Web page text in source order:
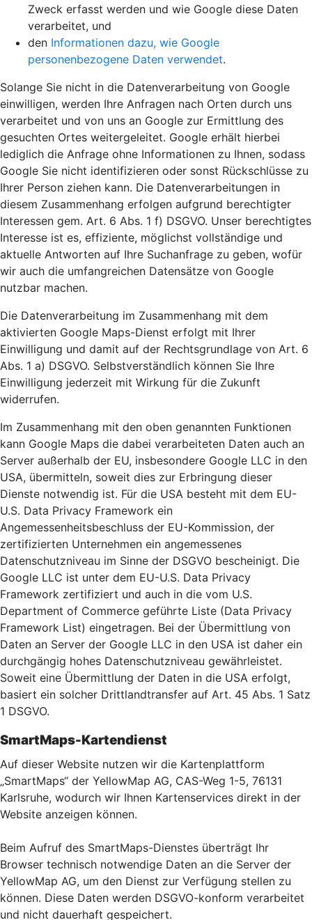
Zweck erfasst werden und wie Google diese Daten
verarbeitet, und
den Informationen dazu, wie Google
personenbezogene Daten verwendet.
Solange Sie nicht in die Datenverarbeitung von Google
einwilligen, werden Ihre Anfragen nach Orten durch uns
verarbeitet und von uns an Google zur Ermittlung des
gesuchten Ortes weitergeleitet. Google erhält hierbei
lediglich die Anfrage ohne Informationen zu Ihnen, sodass
Google Sie nicht identifizieren oder sonst Rückschlüsse zu
Ihrer Person ziehen kann. Die Datenverarbeitungen in
diesem Zusammenhang erfolgen aufgrund berechtigter
Interessen gem. Art. 6 Abs. 1 f) DSGVO. Unser berechtigtes
Interesse ist es, effiziente, möglichst vollständige und
aktuelle Antworten auf Ihre Suchanfrage zu geben, wofür
wir auch die umfangreichen Datensätze von Google
nutzbar machen.
Die Datenverarbeitung im Zusammenhang mit dem
aktivierten Google Maps-Dienst erfolgt mit Ihrer
Einwilligung und damit auf der Rechtsgrundlage von Art. 6
Abs. 1 a) DSGVO. Selbstverständlich können Sie Ihre
Einwilligung jederzeit mit Wirkung für die Zukunft
widerrufen.
Im Zusammenhang mit den oben genannten Funktionen
kann Google Maps die dabei verarbeiteten Daten auch an
Server außerhalb der EU, insbesondere Google LLC in den
USA, übermitteln, soweit dies zur Erbringung dieser
Dienste notwendig ist. Für die USA besteht mit dem EU-
U.S. Data Privacy Framework ein
Angemessenheitsbeschluss der EU-Kommission, der
zertifizierten Unternehmen ein angemessenes
Datenschutzniveau im Sinne der DSGVO bescheinigt. Die
Google LLC ist unter dem EU-U.S. Data Privacy
Framework zertifiziert und auch in die vom U.S.
Department of Commerce geführte Liste (Data Privacy
Framework List) eingetragen. Bei der Übermittlung von
Daten an Server der Google LLC in den USA ist daher ein
durchgängig hohes Datenschutzniveau gewährleistet.
Soweit eine Übermittlung der Daten in die USA erfolgt,
basiert ein solcher Drittlandtransfer auf Art. 45 Abs. 1 Satz
1 DSGVO.
SmartMaps-Kartendienst
Auf dieser Website nutzen wir die Kartenplattform
„SmartMaps“ der YellowMap AG, CAS-Weg 1-5, 76131
Karlsruhe, wodurch wir Ihnen Kartenservices direkt in der
Website anzeigen können.
Beim Aufruf des SmartMaps-Dienstes überträgt Ihr
Browser technisch notwendige Daten an die Server der
YellowMap AG, um den Dienst zur Verfügung stellen zu
können. Diese Daten werden DSGVO-konform verarbeitet
und nicht dauerhaft gespeichert.